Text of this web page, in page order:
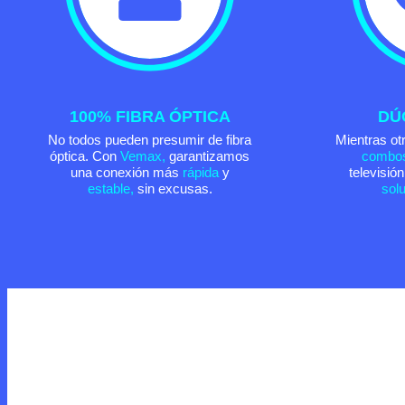
100% FIBRA ÓPTICA
No todos pueden presumir de fibra
óptica. ConVemax, garantizamos
una conexión más rápiday
estable, sin excusas.
Mientras